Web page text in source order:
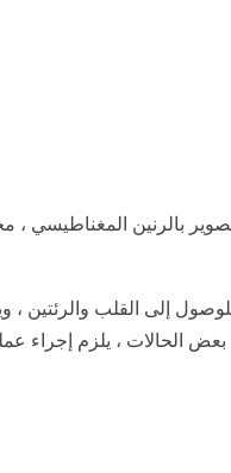
بالرنين
إلى القلب والرئتين ،
الحالات ، يلزم إجراء